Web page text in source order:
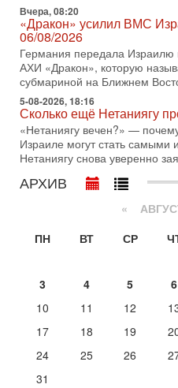
30-07-2026, 17:59
Иран доведет Трампа до
оценка от военного
Ситуация вокруг
с каждым днем. Почему
отменил решение о
30-07-2026, 16:54
Покупатель
запретить полеты по
Вокруг возможной продажи
разгорается громкий
30-07-2026, 08:16
Трамп готовит удар по
Президент США Дональд
возможность масштабной
после ракетной атаки на
Израиль меняет курс
В эфире телеканала ITON-TV
дипломат, в прошлом -
АМАН, глава спецслужбы
Вчера, 17:49
оружием?
Вчера, 08:20
«Дракон» усилил ВМС
06/08/2026
Германия передала
АХИ «Дракон», которую
субмариной на Ближнем
5-08-2026, 18:16
Сколько ещё Нетаниягу
«Нетаниягу вечен?» —
Израиле могут стать
Нетаниягу снова уверенно
АРХИВ
«
ПН
ВТ СР
3
4 5 6
10
11 12
17
18 19
24
25 26
31